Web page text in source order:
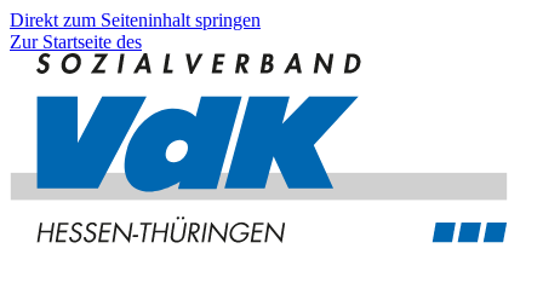
Direkt zum Seiteninhalt springen
Zur Startseite des